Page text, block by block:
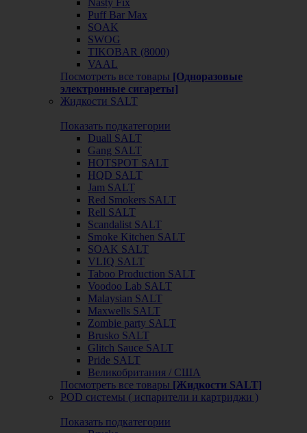
Puff Bar Max
SOAK
SWOG
TIKOBAR (8000)
VAAL
Посмотреть все товары [Одноразовые
электронные сигареты]
Жидкости SALT
Показать подкатегории
Duall SALT
Gang SALT
HOTSPOT SALT
HQD SALT
Jam SALT
Red Smokers SALT
Rell SALT
Scandalist SALT
Smoke Kitchen SALT
SOAK SALT
VLIQ SALT
Taboo Production SALT
Voodoo Lab SALT
Malaysian SALT
Maxwells SALT
Zombie party SALT
Brusko SALT
Glitch Sauce SALT
Pride SALT
Великобритания / США
Посмотреть все товары [Жидкости SALT]
POD системы ( испарители и картриджи )
Показать подкатегории